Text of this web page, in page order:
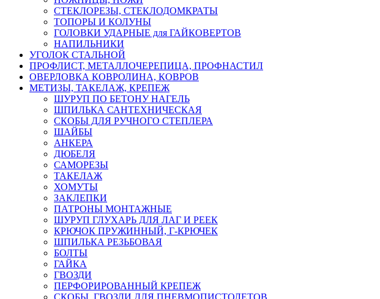
СТЕКЛОРЕЗЫ, СТЕКЛОДОМКРАТЫ
ТОПОРЫ И КОЛУНЫ
ГОЛОВКИ УДАРНЫЕ для ГАЙКОВЕРТОВ
НАПИЛЬНИКИ
УГОЛОК СТАЛЬНОЙ
ПРОФЛИСТ, МЕТАЛЛОЧЕРЕПИЦА, ПРОФНАСТИЛ
ОВЕРЛОВКА КОВРОЛИНА, КОВРОВ
МЕТИЗЫ, ТАКЕЛАЖ, КРЕПЕЖ
ШУРУП ПО БЕТОНУ НАГЕЛЬ
ШПИЛЬКА САНТЕХНИЧЕСКАЯ
СКОБЫ ДЛЯ РУЧНОГО СТЕПЛЕРА
ШАЙБЫ
АНКЕРА
ДЮБЕЛЯ
САМОРЕЗЫ
ТАКЕЛАЖ
ХОМУТЫ
ЗАКЛЕПКИ
ПАТРОНЫ МОНТАЖНЫЕ
ШУРУП ГЛУХАРЬ ДЛЯ ЛАГ И РЕЕК
КРЮЧОК ПРУЖИННЫЙ, Г-КРЮЧЕК
ШПИЛЬКА РЕЗЬБОВАЯ
БОЛТЫ
ГАЙКА
ГВОЗДИ
ПЕРФОРИРОВАННЫЙ КРЕПЕЖ
СКОБЫ, ГВОЗДИ ДЛЯ ПНЕВМОПИСТОЛЕТОВ